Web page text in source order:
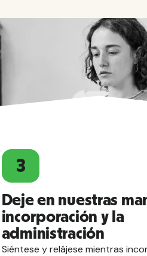
3
Deje en nuestras
incorporación y la
administración
Siéntese y relájese mientras